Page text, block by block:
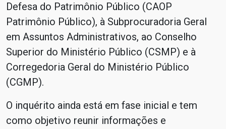
Defesa do Patrimônio Público (CAOP
Patrimônio Público), à Subprocuradoria Geral
em Assuntos Administrativos, ao Conselho
Superior do Ministério Público (CSMP) e à
Corregedoria Geral do Ministério Público
(CGMP).
O inquérito ainda está em fase inicial e tem
como objetivo reunir informações e